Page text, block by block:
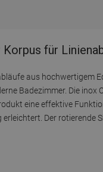
für
aus hochwertigem
Badezimmer. Die
eine effektive
Der rotierende